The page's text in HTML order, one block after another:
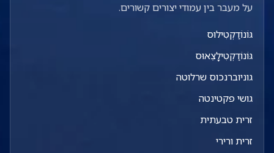
על מעבר בין עמודי יצורים קשורים.
גּוֹנוֹדַקְטִילוּס
גּוֹנוֹדַקְטִילָצֵאוּס
גוניוברנכוס שרלוטה
גושי פקטינטה
זרית טבעתית
זרית ורירי